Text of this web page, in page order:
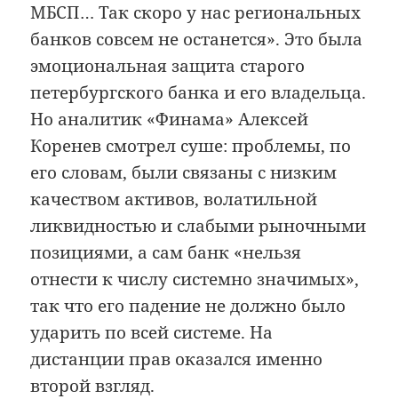
МБСП… Так скоро у нас региональных
банков совсем не останется». Это была
эмоциональная защита старого
петербургского банка и его владельца.
Но аналитик «Финама» Алексей
Коренев смотрел суше: проблемы, по
его словам, были связаны с низким
качеством активов, волатильной
ликвидностью и слабыми рыночными
позициями, а сам банк «нельзя
отнести к числу системно значимых»,
так что его падение не должно было
ударить по всей системе. На
дистанции прав оказался именно
второй взгляд.